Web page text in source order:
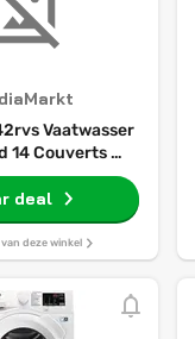
Vaatwasser
14 Couverts 42
Db(a)
deal
van deze winkel